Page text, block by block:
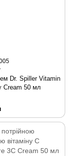
Dr. Spiller Vitamin
Cream 50 мл